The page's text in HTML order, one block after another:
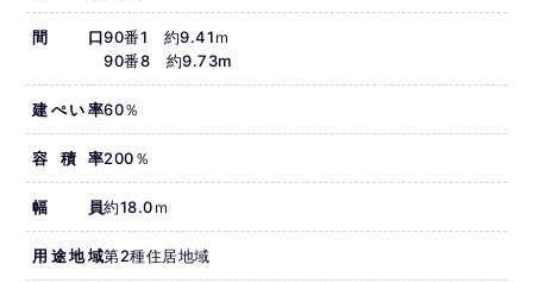
間口90番1 約9.41ｍ
90番8 約9.73m
建ぺい率60％
容積率200％
幅員約18.0ｍ
用途地域第2種住居地域